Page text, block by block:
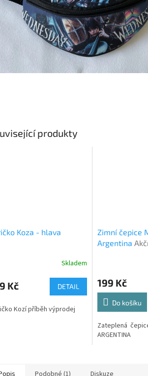
produkty
Koza - hlava
Skladem
Kč DETAIL
Kozí příběh výprodej
Zimní čepice
Argentina
199 Kč
Do košíku
Zateplená
ARGENTINA